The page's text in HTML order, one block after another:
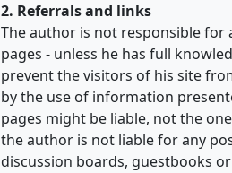
2. Referrals and links
The author is not responsible
pages - unless he has full
prevent the visitors of his site
by the use of information
pages might be liable, not the
the author is not liable for any
discussion boards, guestbooks